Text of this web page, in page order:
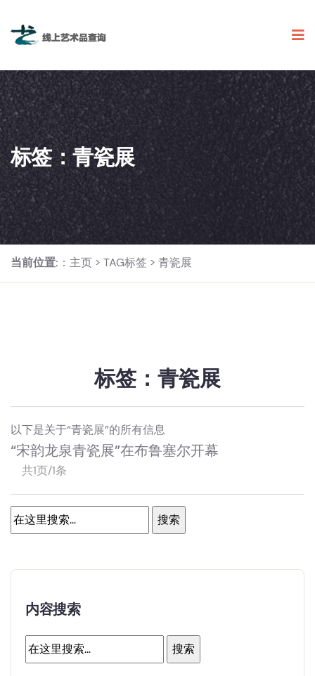
标签：青瓷展
当前位置: ： 主页 > TAG标签 > 青瓷展
标签：青瓷展
以下是关于“青瓷展”的所有信息
“宋韵龙泉青瓷展”在布鲁塞尔开幕
共1页/1条
内容搜索